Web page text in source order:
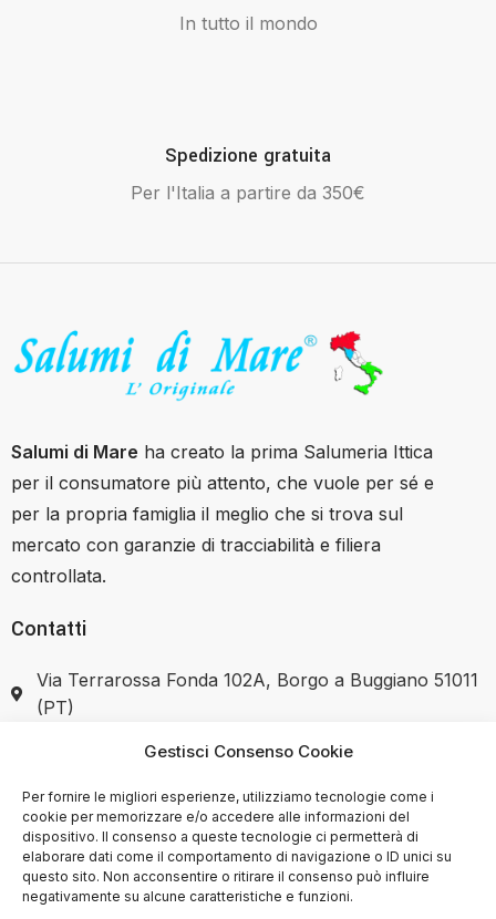
Gestisci Consenso Cookie
Per fornire le migliori esperienze, utilizziamo tecnologie come i
cookie per memorizzare e/o accedere alle informazioni del
dispositivo. Il consenso a queste tecnologie ci permetterà di
elaborare dati come il comportamento di navigazione o ID unici su
questo sito. Non acconsentire o ritirare il consenso può influire
negativamente su alcune caratteristiche e funzioni.
In tutto il mondo
Spedizione gratuita
Per l'Italia a partire da 350€
Salumi di Mare ha creato la prima Salumeria Ittica
per il consumatore più attento, che vuole per sé e
per la propria famiglia il meglio che si trova sul
mercato con garanzie di tracciabilità e filiera
controllata.
Contatti
Via Terrarossa Fonda 102A, Borgo a Buggiano 51011
(PT)
+39 351 7446037
SHOP